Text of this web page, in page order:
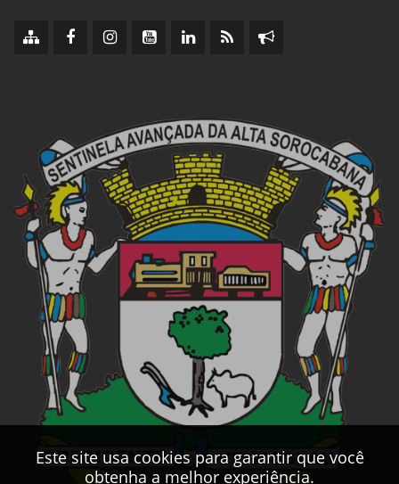
Este site usa cookies para garantir que você
obtenha a melhor experiência.